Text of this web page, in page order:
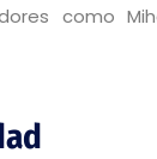
como